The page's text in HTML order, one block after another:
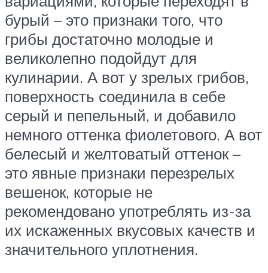
бурый – это признаки того, что
грибы достаточно молодые и
великолепно подойдут для
кулинарии. А вот у зрелых грибов,
поверхность соединила в себе
серый и пепельный, и добавило
немного оттенка фиолетового. А вот
белесый и желтоватый оттенок –
это явные признаки перезрелых
вешенок, которые не
рекомендовано употреблять из-за
их искаженных вкусовых качеств и
значительного уплотнения.